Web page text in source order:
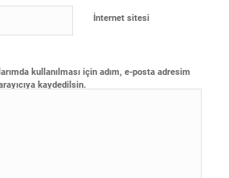
İnternet sitesi
kullanılması için adım, e-posta adresim
kaydedilsin.